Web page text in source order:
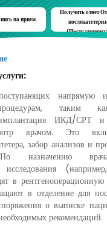
на прием
Получить ответ
напрямую
таким
имплантация ИКД/СРТ
врачом. Это
забор анализов и
По назначению
исследования
в
в отделение для
о выписке
рекомендаций.